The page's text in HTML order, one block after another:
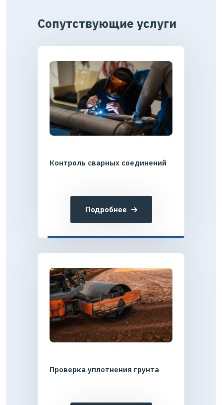
Сопутствующие услуги
Контроль сварных соединений
Подробнее
Проверка уплотнения грунта